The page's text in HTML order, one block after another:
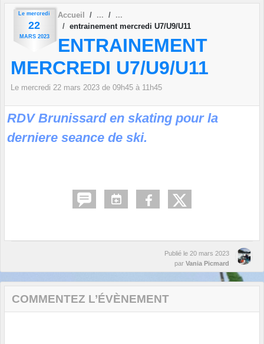
Le mercredi
22
MARS 2023
Accueil
entrainement mercredi U7/U9/U11
ENTRAINEMENT
MERCREDI U7/U9/U11
Le mercredi 22 mars 2023 de 09h45 à 11h45
RDV Brunissard en skating pour la
derniere seance de ski.
Publié le 20 mars 2023
par Vania Picmard
COMMENTEZ L’ÉVÈNEMENT